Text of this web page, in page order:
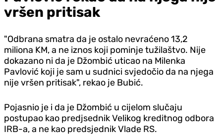
vršen pritisak
"Odbrana smatra da je ostalo nevraćeno 13,2
miliona KM, a ne iznos koji pominje tužilaštvo. Nije
dokazano ni da je Džombić uticao na Milenka
Pavlović koji je sam u sudnici svjedočio da na njega
nije vršen pritisak", rekao je Bubić.
Pojasnio je i da je Džombić u cijelom slučaju
postupao kao predjsednik Velikog kreditnog odbora
IRB-a, a ne kao predsjednik Vlade RS.